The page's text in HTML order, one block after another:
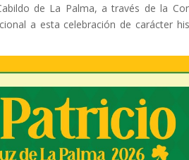
de La Palma, a través de la
a esta celebración de carácter